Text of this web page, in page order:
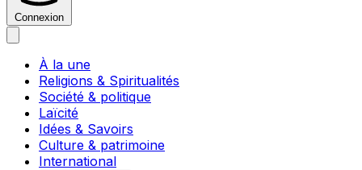
Connexion
À la une
Religions & Spiritualités
Société & politique
Laïcité
Idées & Savoirs
Culture & patrimoine
International